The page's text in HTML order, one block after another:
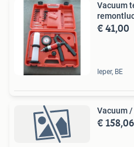
Vacuum
€ 41,00
Ieper, BE
Vacuum
€ 158,06